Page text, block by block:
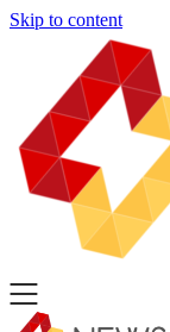
Skip to content